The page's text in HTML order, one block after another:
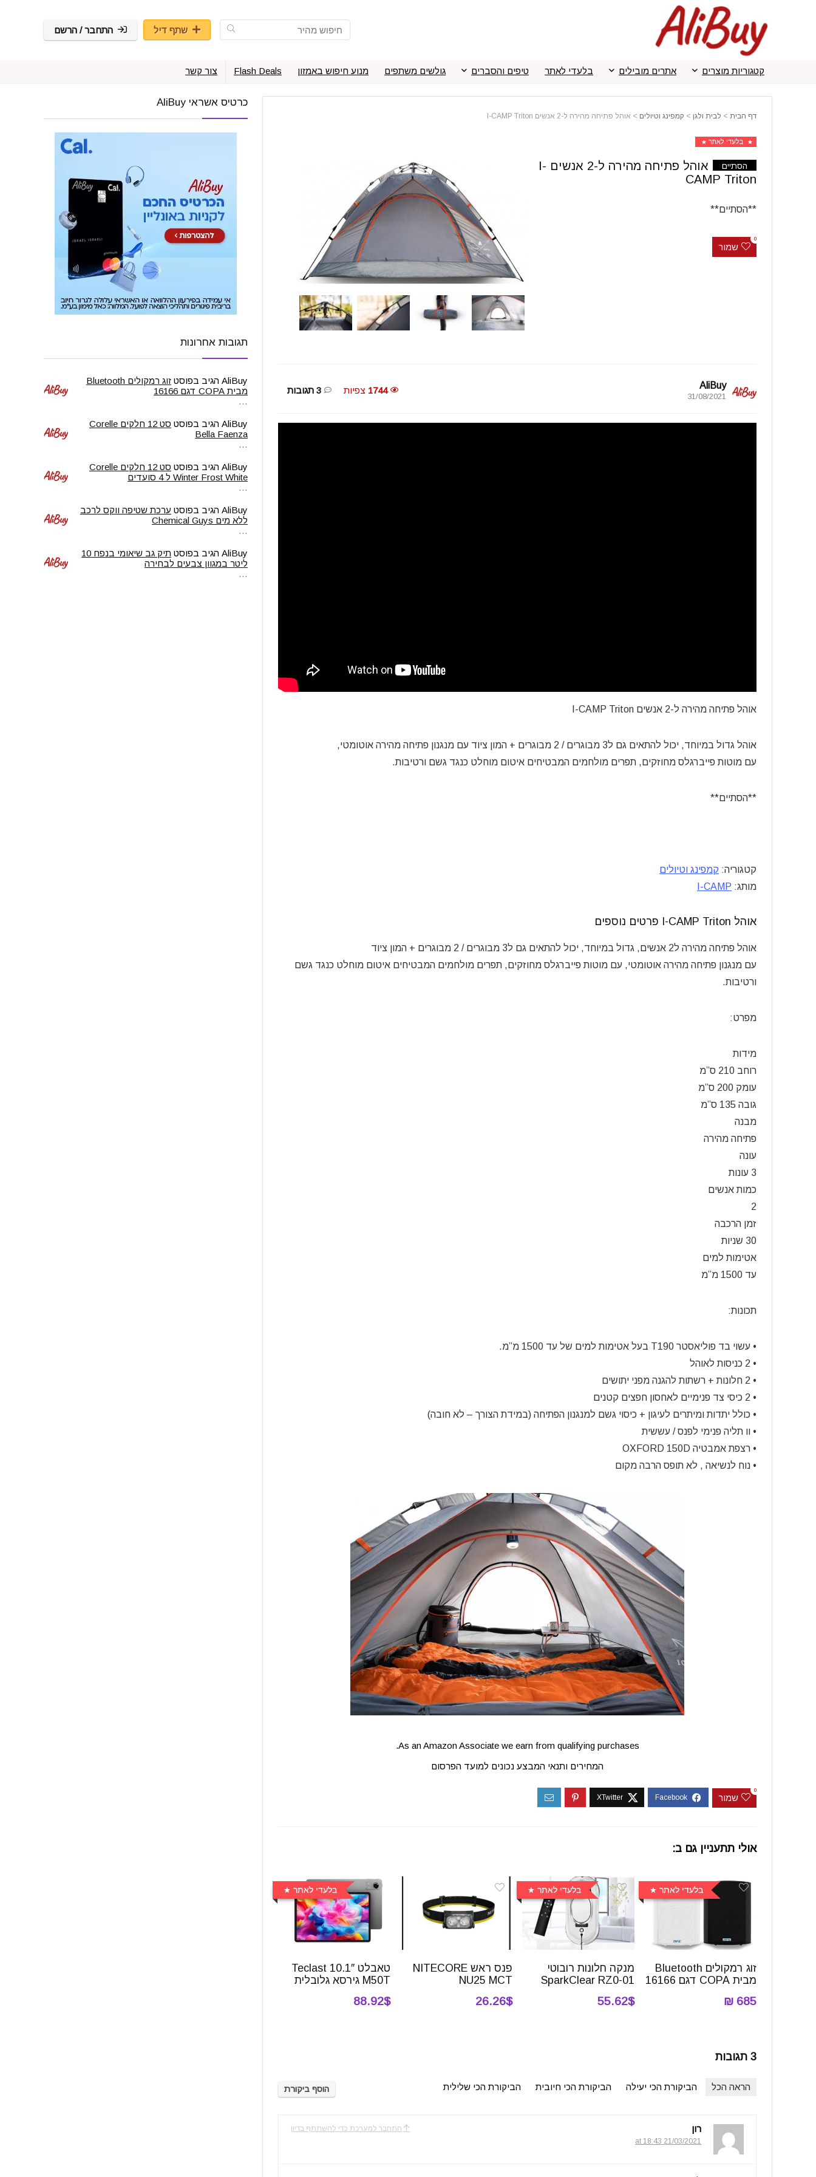
שתף דיל התחבר / הרשם
קטגוריות מוצרים אתרים מובילים בלעדי לאתר טיפים והסברים גולשים משתפים מנוע חיפוש באמזון Flash Deals צור קשר
דף הבית > לבית ולגן > קמפינג וטיולים > אוהל פתיחה מהירה ל-2 אנשים I-CAMP Triton
בלעדי לאתר
הסתיים
אוהל פתיחה מהירה ל-2 אנשים I-
CAMP Triton
**הסתיים**
שמור
0
AliBuy
31/08/2021
1744 צפיות 3 תגובות
אוהל פתיחה מהירה ל-2 אנשים I-CAMP Triton
אוהל גדול במיוחד, יכול להתאים גם ל3 מבוגרים / 2 מבוגרים + המון ציוד עם מנגנון פתיחה מהירה אוטומטי,
עם מוטות פייברגלס מחוזקים, תפרים מולחמים המבטיחים איטום מוחלט כנגד גשם ורטיבות.
**הסתיים**
קטגוריה: קמפינג וטיולים
מותג: I-CAMP
אוהל I-CAMP Triton פרטים נוספים
אוהל פתיחה מהירה ל2 אנשים, גדול במיוחד, יכול להתאים גם ל3 מבוגרים / 2 מבוגרים + המון ציוד
עם מנגנון פתיחה מהירה אוטומטי, עם מוטות פייברגלס מחוזקים, תפרים מולחמים המבטיחים איטום מוחלט כנגד גשם
ורטיבות.
מפרט:
מידות
רוחב 210 ס”מ
עומק 200 ס”מ
גובה 135 ס”מ
מבנה
פתיחה מהירה
עונה
3 עונות
כמות אנשים
2
זמן הרכבה
30 שניות
אטימות למים
עד 1500 מ”מ
תכונות:
• עשוי בד פוליאסטר T190 בעל אטימות למים של עד 1500 מ”מ.
• 2 כניסות לאוהל
• 2 חלונות + רשתות להגנה מפני יתושים
• 2 כיסי צד פנימיים לאחסון חפצים קטנים
• כולל יתדות ומיתרים לעיגון + כיסוי גשם למנגנון הפתיחה (במידת הצורך – לא חובה)
• וו תליה פנימי לפנס / עששית
• רצפת אמבטיה OXFORD 150D
• נוח לנשיאה , לא תופס הרבה מקום
As an Amazon Associate we earn from qualifying purchases.
המחירים ותנאי המבצע נכונים למועד הפרסום
שמור
0
אולי תתעניין גם ב:
בלעדי לאתר
זוג רמקולים Bluetooth
מבית COPA דגם 16166
685 ₪
בלעדי לאתר
מנקה חלונות רובוטי
SparkClear RZ0-01
55.62$
פנס ראש NITECORE
NU25 MCT
26.26$
בלעדי לאתר
טאבלט 10.1″ Teclast
M50T גירסא גלובלית
88.92$
3 תגובות
הראה הכל הביקורת הכי יעילה הביקורת הכי חיובית הביקורת הכי שלילית הוסף ביקורת
התחבר למערכת כדי להשתתף בדיון רון
21/03/2021 at 18:43
כרטיס אשראי AliBuy
תגובות אחרונות
AliBuy הגיב בפוסט
זוג רמקולים Bluetooth
מבית COPA דגם 16166
…
AliBuy הגיב בפוסט
סט 12 חלקים Corelle
Bella Faenza
…
AliBuy הגיב בפוסט
סט 12 חלקים Corelle
Winter Frost White ל 4 סועדים
…
AliBuy הגיב בפוסט ערכת שטיפה ווקס לרכב
ללא מים Chemical Guys
…
AliBuy הגיב בפוסט
תיק גב שיאומי בנפח 10
ליטר במגוון צבעים לבחירה
…